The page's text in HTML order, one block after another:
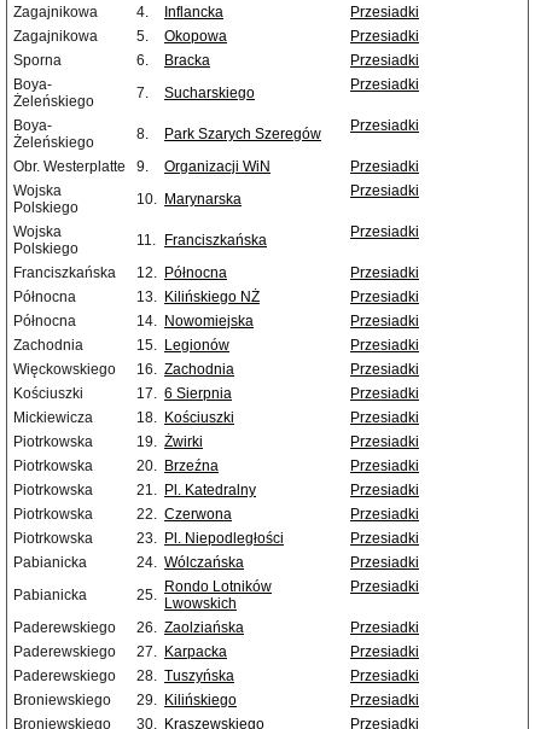
Zagajnikowa
4. Inflancka
Przesiadki
Zagajnikowa
5. Okopowa
Przesiadki
Sporna
6. Bracka
Przesiadki
Boya-
Żeleńskiego
7. Sucharskiego Przesiadki
Boya-
Żeleńskiego
8. Park Szarych Szeregów Przesiadki
Obr. Westerplatte 9. Organizacji WiN
Przesiadki
Wojska
Polskiego
10. Marynarska Przesiadki
Wojska
Polskiego
11. Franciszkańska Przesiadki
Franciszkańska 12. Północna
Przesiadki
Północna
13. Kilińskiego NŻ
Przesiadki
Północna
14. Nowomiejska
Przesiadki
Zachodnia
15. Legionów
Przesiadki
Więckowskiego
16. Zachodnia
Przesiadki
Kościuszki
17. 6 Sierpnia
Przesiadki
Mickiewicza
18. Kościuszki
Przesiadki
Piotrkowska
19. Żwirki
Przesiadki
Piotrkowska
20. Brzeźna
Przesiadki
Piotrkowska
21. Pl. Katedralny
Przesiadki
Piotrkowska
22. Czerwona
Przesiadki
Piotrkowska
23. Pl. Niepodległości
Przesiadki
Pabianicka
24. Wólczańska
Przesiadki
Pabianicka
25. Rondo Lotników
Lwowskich
Przesiadki
Paderewskiego 26. Zaolziańska
Przesiadki
Paderewskiego
27. Karpacka
Przesiadki
Paderewskiego
28. Tuszyńska
Przesiadki
Broniewskiego
29. Kilińskiego
Przesiadki
Broniewskiego
30. Kraszewskiego Przesiadki